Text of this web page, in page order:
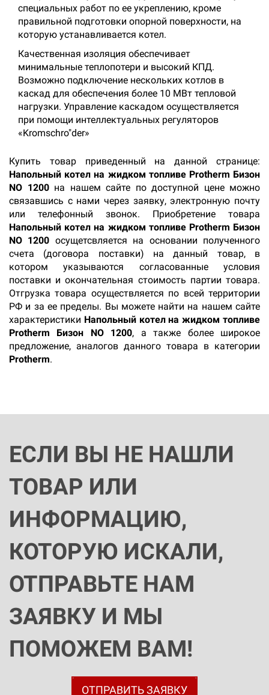
специальных работ по ее укреплению, кроме
правильной подготовки опорной поверхности, на
которую устанавливается котел.
Качественная изоляция обеспечивает
минимальные теплопотери и высокий КПД.
Возможно подключение нескольких котлов в
каскад для обеспечения более 10 МВт тепловой
нагрузки. Управление каскадом осуществляется
при помощи интеллектуальных регуляторов
«Kromschro"der»
Купить товар приведенный на данной странице:
Напольный котел на жидком топливе Protherm Бизон
NO 1200на нашем сайте по доступной цене можно
связавшись с нами через заявку, электронную почту
или телефонный звонок. Приобретение товара
Напольный котел на жидком топливе Protherm Бизон
NO 1200 осущетсвляется на основании полученного
счета (договора поставки) на данный товар, в
котором указываются согласованные условия
поставки и окончательная стоимость партии товара.
Отгрузка товара осуществляется по всей территории
РФ и за ее пределы. Вы можете найти на нашем сайте
характеристики Напольный котел на жидком топливе
Protherm Бизон NO 1200, а также более широкое
предложение, аналогов данного товара в категории
Protherm.
ЕСЛИ ВЫ НЕ НАШЛИ
ТОВАР ИЛИ
ИНФОРМАЦИЮ,
КОТОРУЮ ИСКАЛИ,
ОТПРАВЬТЕ НАМ
ЗАЯВКУ И МЫ
ПОМОЖЕМ ВАМ!
ОТПРАВИТЬ ЗАЯВКУ